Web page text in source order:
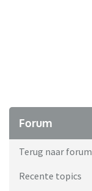
Forum
Terug naar forum
Recente topics